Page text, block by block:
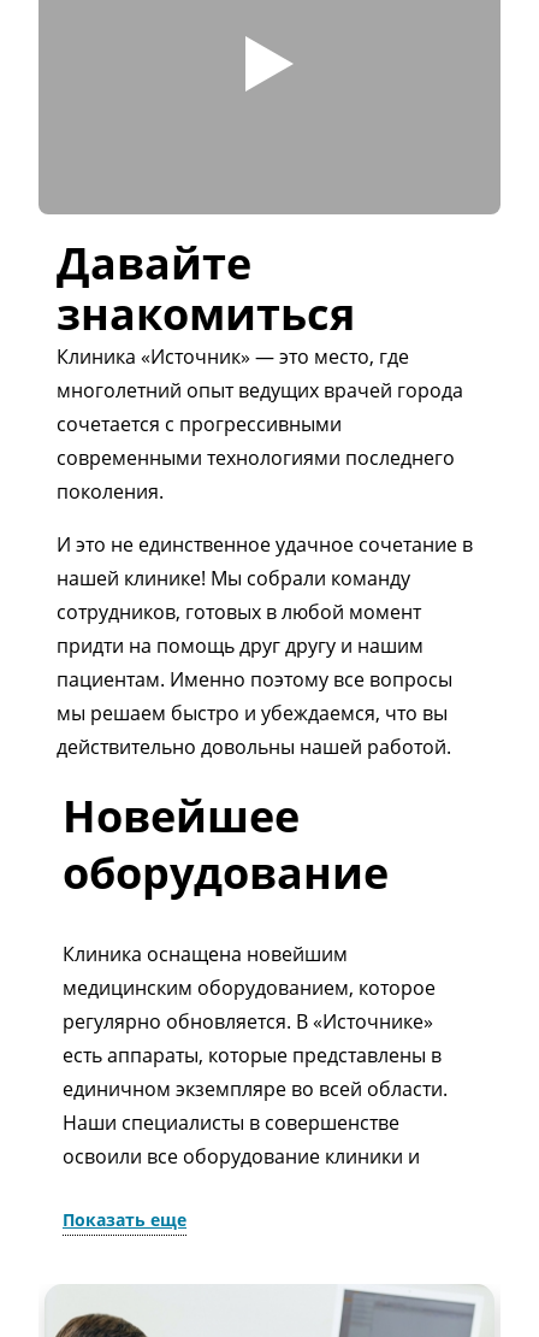
Давайте
знакомиться
Клиника «Источник» — это место, где
многолетний опыт ведущих врачей города
сочетается с прогрессивными
современными технологиями последнего
поколения.
И это не единственное удачное сочетание в
нашей клинике! Мы собрали команду
сотрудников, готовых в любой момент
придти на помощь друг другу и нашим
пациентам. Именно поэтому все вопросы
мы решаем быстро и убеждаемся, что вы
действительно довольны нашей работой.
Новейшее
оборудование
Клиника оснащена новейшим
медицинским оборудованием, которое
регулярно обновляется. В «Источнике»
есть аппараты, которые представлены в
единичном экземпляре во всей области.
Наши специалисты в совершенстве
освоили все оборудование клиники и
регулярно посещаем специализированные
в курсе последних тенденций в мире
медицины.
Показать еще